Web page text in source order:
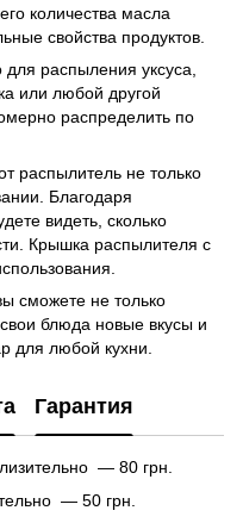
количества масла
свойства продуктов.
распыления уксуса,
или любой другой
распределить по
распылитель не только
Благодаря
видеть, сколько
Крышка распылителя с
сможете не только
блюда новые вкусы и
для любой кухни.
Гарантия
— 80 грн.
— 50 грн.